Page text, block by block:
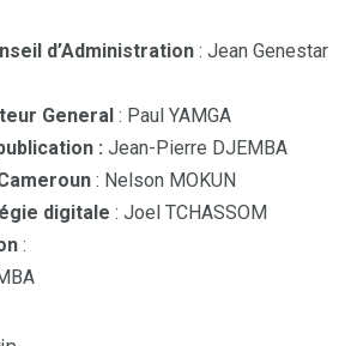
d’Administration : Jean Genestar
General : Paul YAMGA
: Jean-Pierre DJEMBA
: Nelson MOKUN
digitale : Joel TCHASSOM
: